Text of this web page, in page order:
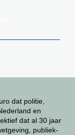
dat politie,
en
dat al 30 jaar
publiek-